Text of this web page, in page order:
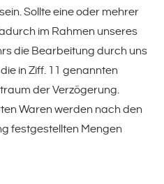
Sollte eine oder mehrer
im Rahmen unseres
die Bearbeitung durch uns
in Ziff. 11 genannten
der Verzögerung.
Waren werden nach den
festgestellten Mengen